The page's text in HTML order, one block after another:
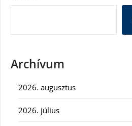
Archívum
2026. augusztus
2026. július